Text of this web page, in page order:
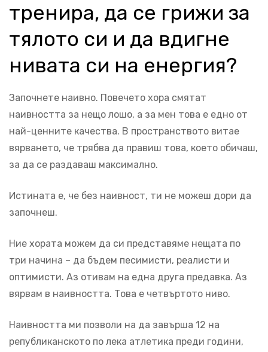
тренира, да се грижи за
тялото си и да вдигне
нивата си на енергия?
Започнете наивно. Повечето хора смятат
наивността за нещо лошо, а за мен това е едно от
най-ценните качества. В пространството витае
вярването, че трябва да правиш това, което обичаш,
за да се раздаваш максимално.
Истината е, че без наивност, ти не можеш дори да
започнеш.
Ние хората можем да си представяме нещата по
три начина – да бъдем песимисти, реалисти и
оптимисти. Аз отивам на една друга предавка. Аз
вярвам в наивността. Това е четвъртото ниво.
Наивността ми позволи на да завърша 12 на
републиканското по лека атлетика преди години,